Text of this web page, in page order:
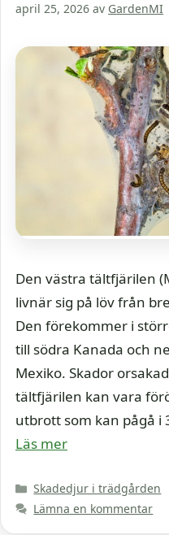
april 25, 2026 av GardenMI
Den västra tältfjärilen
livnär sig på löv från
Den förekommer i
till södra Kanada och
Mexiko. Skador
tältfjärilen kan vara
utbrott som kan pågå i
Läs mer
Kategorier
Skadedjur i trädgården
Lämna en kommentar